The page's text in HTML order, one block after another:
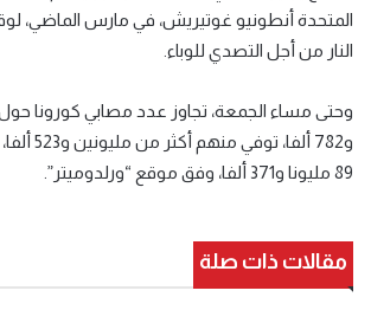
المتحدة أنطونيو غوتيريش، في مارس الماضي،
النار من أجل التصدي للوباء.
و782
89 مليونا و371 ألفا، وفق موقع “ورلدوميتر”.
مقالات ذات صلة